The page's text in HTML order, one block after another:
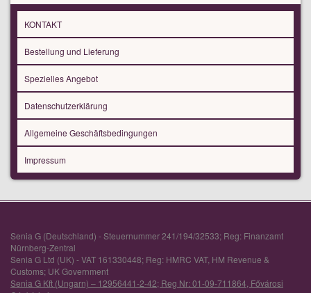
KONTAKT
Bestellung und Lieferung
Spezielles Angebot
Datenschutzerklärung
Allgemeine Geschäftsbedingungen
Impressum
Senia G (Deutschland) - Steuernummer 241/194/32533; Reg: Finanzamt
Nürnberg-Zentral
Senia G Ltd (UK) - VAT 161330448; Reg: HMRC VAT, HM Revenue &
Customs; UK Government
Senia G Kft (Ungarn) – 12956441-2-42; Reg Nr: 01-09-711864, Fővárosi